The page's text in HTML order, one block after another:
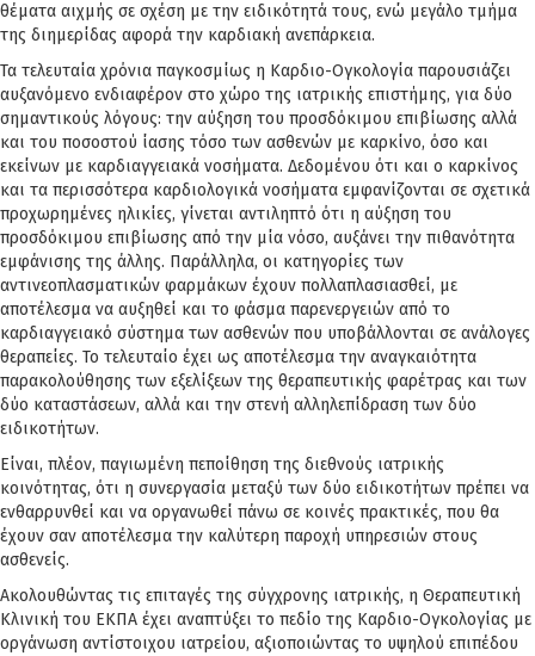
θέματα αιχμής σε σχέση με την ειδικότητά τους, ενώ μεγάλο τμήμα
της διημερίδας αφορά την καρδιακή ανεπάρκεια.
Τα τελευταία χρόνια παγκοσμίως η Kαρδιο-Ογκολογία παρουσιάζει
αυξανόμενο ενδιαφέρον στο χώρο της ιατρικής επιστήμης, για δύο
σημαντικούς λόγους: την αύξηση του προσδόκιμου επιβίωσης αλλά
και του ποσοστού ίασης τόσο των ασθενών με καρκίνο, όσο και
εκείνων με καρδιαγγειακά νοσήματα. Δεδομένου ότι και ο καρκίνος
και τα περισσότερα καρδιολογικά νοσήματα εμφανίζονται σε σχετικά
προχωρημένες ηλικίες, γίνεται αντιληπτό ότι η αύξηση του
προσδόκιμου επιβίωσης από την μία νόσο, αυξάνει την πιθανότητα
εμφάνισης της άλλης. Παράλληλα, οι κατηγορίες των
αντινεοπλασματικών φαρμάκων έχουν πολλαπλασιασθεί, με
αποτέλεσμα να αυξηθεί και το φάσμα παρενεργειών από το
καρδιαγγειακό σύστημα των ασθενών που υποβάλλονται σε ανάλογες
θεραπείες. Το τελευταίο έχει ως αποτέλεσμα την αναγκαιότητα
παρακολούθησης των εξελίξεων της θεραπευτικής φαρέτρας και των
δύο καταστάσεων, αλλά και την στενή αλληλεπίδραση των δύο
ειδικοτήτων.
Είναι, πλέον, παγιωμένη πεποίθηση της διεθνούς ιατρικής
κοινότητας, ότι η συνεργασία μεταξύ των δύο ειδικοτήτων πρέπει να
ενθαρρυνθεί και να οργανωθεί πάνω σε κοινές πρακτικές, που θα
έχουν σαν αποτέλεσμα την καλύτερη παροχή υπηρεσιών στους
ασθενείς.
Ακολουθώντας τις επιταγές της σύγχρονης ιατρικής, η Θεραπευτική
Κλινική του ΕΚΠΑ έχει αναπτύξει το πεδίο της Καρδιο-Ογκολογίας με
οργάνωση αντίστοιχου ιατρείου, αξιοποιώντας το υψηλού επιπέδου